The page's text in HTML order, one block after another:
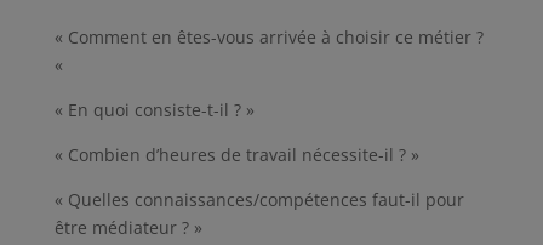
« Comment en êtes-vous arrivée à choisir ce métier ?
«
« En quoi consiste-t-il ? »
« Combien d’heures de travail nécessite-il ? »
« Quelles connaissances/compétences faut-il pour
être médiateur ? »